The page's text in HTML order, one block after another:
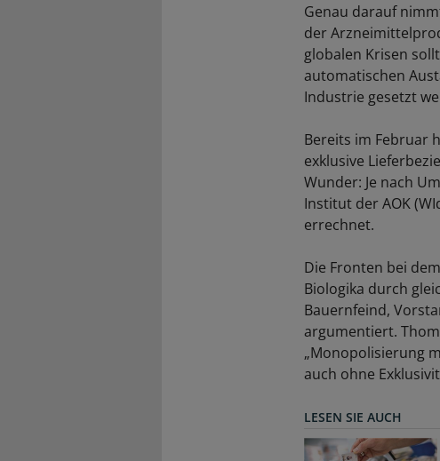
Genau darauf
der
globalen Krisen
automatischen
Industrie gesetzt
Bereits im Februar
exklusive
Wunder: Je nach
Institut der AOK
errechnet.
Die Fronten bei
Biologika durch
Bauernfeind,
argumentiert.
„Monopolisierung
auch ohne
LESEN SIE AUCH